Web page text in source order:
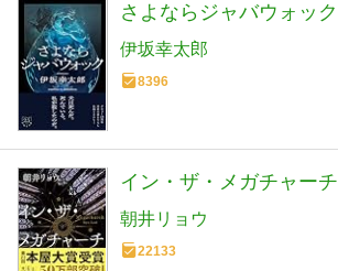
さよならジャバウォック
伊坂幸太郎
8396
イン・ザ・メガチャーチ
朝井リョウ
22133